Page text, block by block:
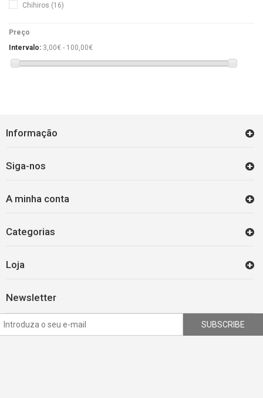
Chihiros (16)
Preço
Intervalo: 3,00€ - 100,00€
Informação
Siga-nos
A minha conta
Categorias
Loja
Newsletter
SUBSCRIBE